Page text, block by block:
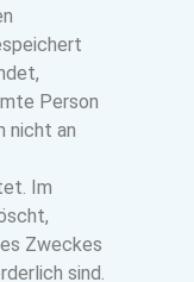
Person
nicht an
Im
Zweckes
sind.